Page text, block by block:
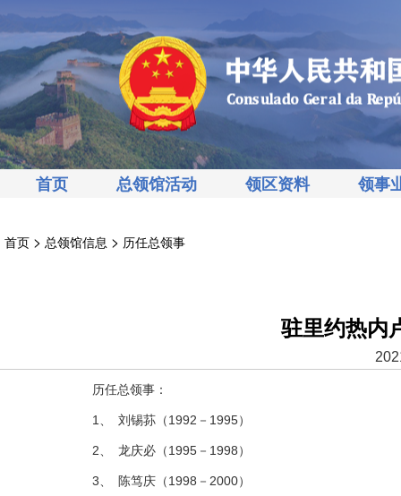
首页 总领馆活动 领区资料 领事
首页 > 总领馆信息 > 历任总领事
驻里约热内
历任总领事：
1、 刘锡荪（1992－1995）
2、 龙庆必（1995－1998）
3、 陈笃庆（1998－2000）